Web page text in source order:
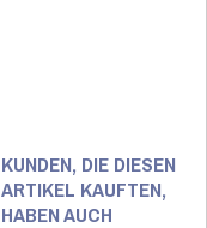
KUNDEN, DIE DIESEN
ARTIKEL KAUFTEN,
HABEN AUCH